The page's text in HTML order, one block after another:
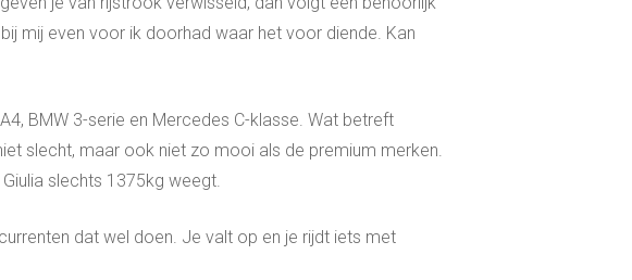
mij even voor ik doorhad waar het voor diende. Kan
BMW 3-serie en Mercedes C-klasse. Wat betreft
slecht, maar ook niet zo mooi als de premium merken.
slechts 1375kg weegt.
dat wel doen. Je valt op en je rijdt iets met